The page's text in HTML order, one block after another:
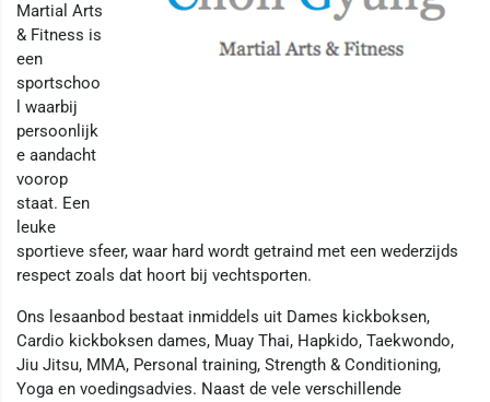
Martial Arts
& Fitness is
een
sportschoo
l waarbij
persoonlijk
e aandacht
voorop
staat. Een
leuke
sportieve sfeer, waar hard wordt getraind met een wederzijds
respect zoals dat hoort bij vechtsporten.
Ons lesaanbod bestaat inmiddels uit Dames kickboksen,
Cardio kickboksen dames, Muay Thai, Hapkido, Taekwondo,
Jiu Jitsu, MMA, Personal training, Strength & Conditioning,
Yoga en voedingsadvies. Naast de vele verschillende